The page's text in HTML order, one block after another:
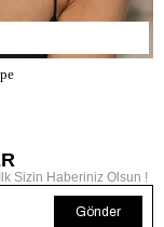
Sizin Haberiniz Olsun !
Gönder